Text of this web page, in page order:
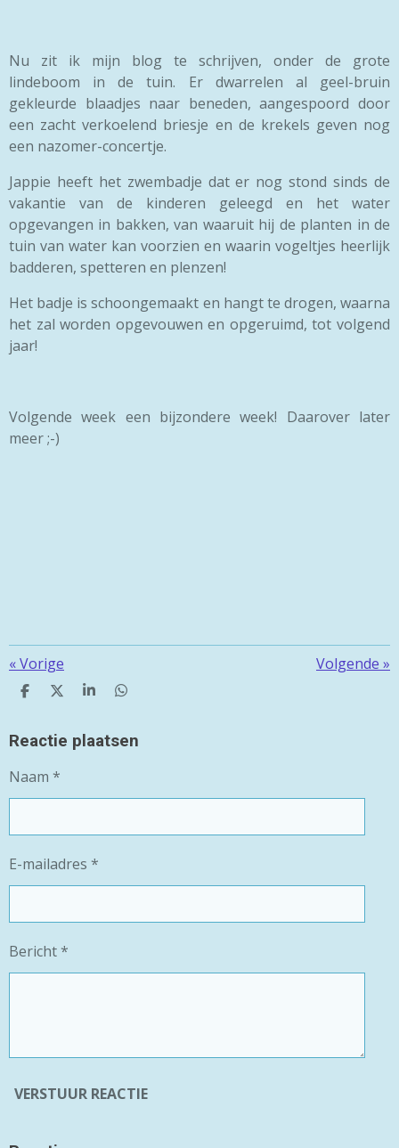
Nu zit ik mijn blog te schrijven, onder de grote
lindeboom in de tuin. Er dwarrelen al geel-bruin
gekleurde blaadjes naar beneden, aangespoord door
een zacht verkoelend briesje en de krekels geven nog
een nazomer-concertje.
Jappie heeft het zwembadje dat er nog stond sinds de
vakantie van de kinderen geleegd en het water
opgevangen in bakken, van waaruit hij de planten in de
tuin van water kan voorzien en waarin vogeltjes heerlijk
badderen, spetteren en plenzen!
Het badje is schoongemaakt en hangt te drogen, waarna
het zal worden opgevouwen en opgeruimd, tot volgend
jaar!
Volgende week een bijzondere week! Daarover later
meer ;-)
«Vorige Volgende »
D
E
D
L
S
R
D
E
Reactie plaatsen
Naam *
E-mailadres *
Bericht *
VERSTUUR REACTIE